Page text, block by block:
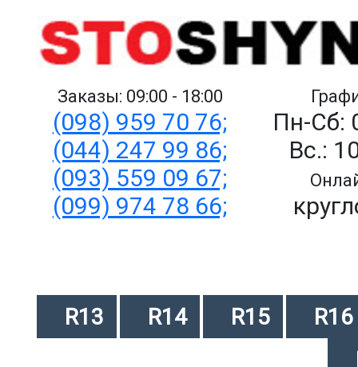
Заказы: 09:00 - 18:00
(098) 959 70 76;
(044) 247 99 86;
(093) 559 09 67;
(099) 974 78 66;
Пн-Сб:
Вс.:
R13 R14 R15
R16